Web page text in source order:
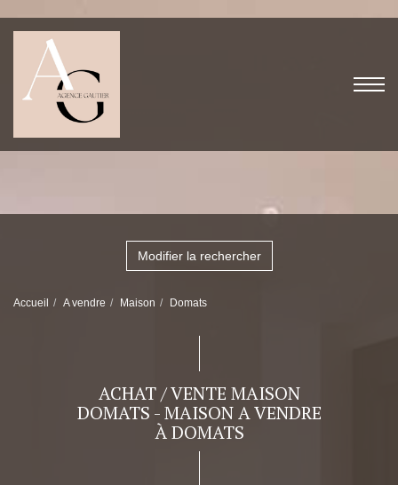
Modifier la rechercher
Accueil A vendre Maison Domats
ACHAT / VENTE MAISON
DOMATS - MAISON A VENDRE
À DOMATS